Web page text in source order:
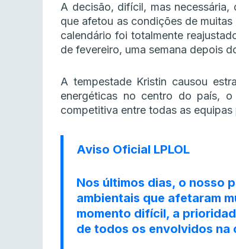
A decisão, difícil, mas
que afetou as condições de
calendário foi totalmente
de fevereiro, uma semana depois
A tempestade Kristin causou
energéticas no centro do país,
competitiva entre todas as equipas
Aviso Oficial LPLOL
Nos últimos dias, o nosso
ambientais que afetaram
momento difícil, a
de todos os envolvidos na